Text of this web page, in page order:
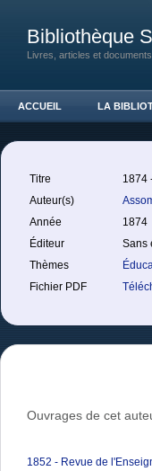
Bibliothèque
Livres, articles et
ACCUEIL LA
Titre
1874
Auteur(s)
Année
1874
Éditeur
Sans
Thèmes
Fichier PDF
Ouvrages de cet
1852 - Revue de